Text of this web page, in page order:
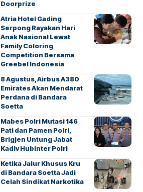
Doorprize
Atria Hotel Gading
Serpong Rayakan Hari
Anak Nasional Lewat
Family Coloring
Competition Bersama
Greebel Indonesia
8 Agustus, Airbus A380
Emirates Akan Mendarat
Perdana di Bandara
Soetta
Mabes Polri Mutasi 146
Pati dan Pamen Polri,
Brigjen Untung Jabat
Kadiv Hubinter Polri
Ketika Jalur Khusus Kru
di Bandara Soetta Jadi
Celah Sindikat Narkotika